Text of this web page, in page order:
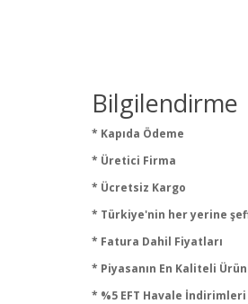
Bilgilendirme
* Kapıda Ödeme
* Üretici Firma
* Ücretsiz Kargo
* Türkiye'nin her yerine
* Fatura Dahil Fiyatları
* Piyasanın En Kaliteli
* %5 EFT Havale